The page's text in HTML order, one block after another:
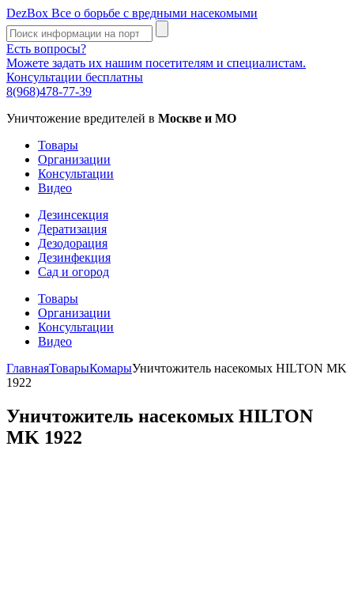
DezBox Все о борьбе с вредными насекомыми
Есть вопросы?
Можете задать их нашим посетителям и специалистам.
Консультации бесплатны
8(968)478-77-39
Уничтожение вредителей в Москве и МО
Товары
Организации
Консультации
Видео
Дезинсекция
Дератизация
Дезодорация
Дезинфекция
Сад и огород
Товары
Организации
Консультации
Видео
ГлавнаяТоварыКомарыУничтожитель насекомых HILTON MK
1922
Уничтожитель насекомых HILTON
MK 1922